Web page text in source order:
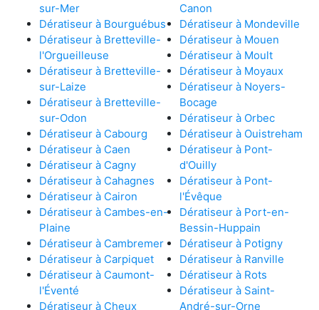
sur-Mer
Dératiseur à Bourguébus
Dératiseur à Bretteville-
l'Orgueilleuse
Dératiseur à Bretteville-
sur-Laize
Dératiseur à Bretteville-
sur-Odon
Dératiseur à Cabourg
Dératiseur à Caen
Dératiseur à Cagny
Dératiseur à Cahagnes
Dératiseur à Cairon
Dératiseur à Cambes-en-
Plaine
Dératiseur à Cambremer
Dératiseur à Carpiquet
Dératiseur à Caumont-
l'Éventé
Dératiseur à Cheux
Canon
Dératiseur à Mondeville
Dératiseur à Mouen
Dératiseur à Moult
Dératiseur à Moyaux
Dératiseur à Noyers-
Bocage
Dératiseur à Orbec
Dératiseur à Ouistreham
Dératiseur à Pont-
d'Ouilly
Dératiseur à Pont-
l'Évêque
Dératiseur à Port-en-
Bessin-Huppain
Dératiseur à Potigny
Dératiseur à Ranville
Dératiseur à Rots
Dératiseur à Saint-
André-sur-Orne